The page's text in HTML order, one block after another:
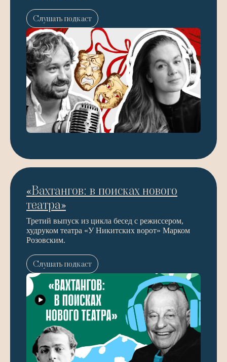
Слушать подкаст
«Вахтангов: в поисках нового
театра»
Третий выпуск из цикла бесед с режиссером,
худруком театра «У Никитских ворот» Марком
Розовским.
Слушать подкаст